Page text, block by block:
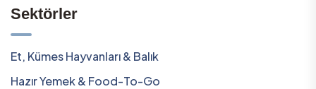
Sektörler
Et, Kümes Hayvanları & Balık
Hazır Yemek & Food-To-Go